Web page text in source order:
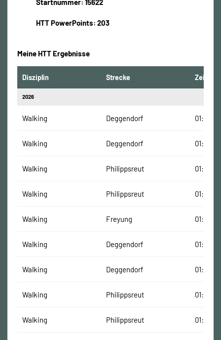
Startnummer: 15622
HTT PowerPoints: 203
Meine HTT Ergebnisse
Disziplin Strecke Zeit
2026
Walking Deggendorf
Walking Deggendorf
Walking Philippsreut 01:11:21
Walking Philippsreut
Walking Freyung
Walking Deggendorf
Walking Deggendorf
Walking Philippsreut 01:11:21
Walking Philippsreut